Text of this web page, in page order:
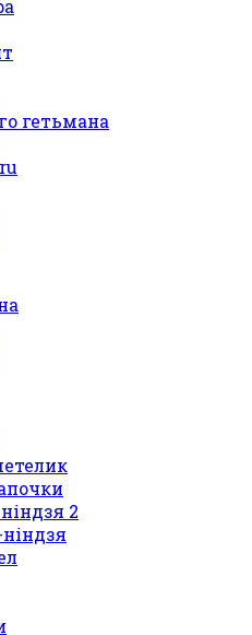
гетьмана
2